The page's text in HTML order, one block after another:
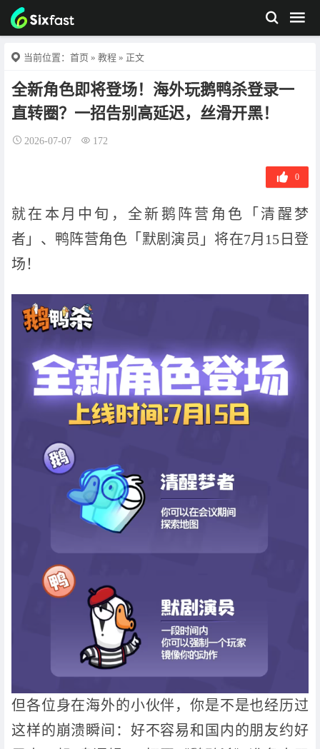
当前位置： 首页 » 教程 » 正文
全新角色即将登场！海外玩鹅鸭杀登录一
直转圈？一招告别高延迟，丝滑开黑！
2026-07-07 172
0
就在本月中旬，全新鹅阵营角色「清醒梦
者」、鸭阵营角色「默剧演员」将在7月15日登
场！
但各位身在海外的小伙伴，你是不是也经历过
这样的崩溃瞬间：好不容易和国内的朋友约好